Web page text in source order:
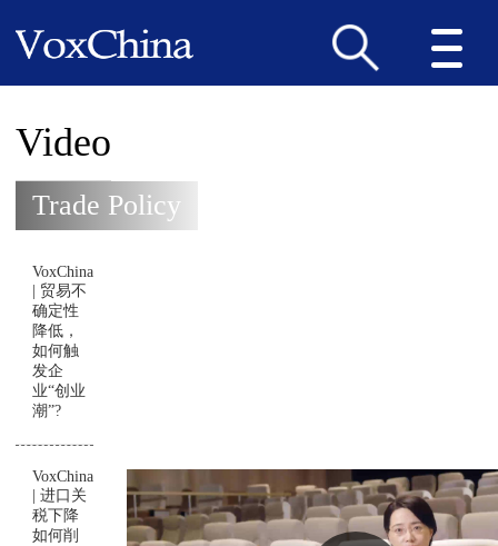
Video
Trade Policy
VoxChina
| 贸易不
确定性
降低，
如何触
发企
业“创业
潮”?
VoxChina
| 进口关
税下降
如何削